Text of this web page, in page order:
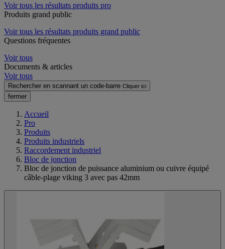
Voir tous les résultats produits pro
Produits grand public
Voir tous les résultats produits grand public
Questions fréquentes
Voir tous
Documents & articles
Voir tous
Rechercher en scannant un code-barre Cliquer ici
fermer
Accueil
Pro
Produits
Produits industriels
Raccordement industriel
Bloc de jonction
Bloc de jonction de puissance aluminium ou cuivre équipé
câble-plage viking 3 avec pas 42mm